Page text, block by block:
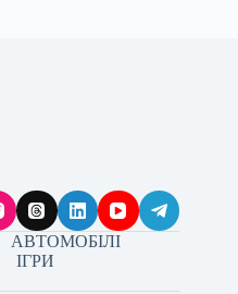
АВТОМОБІЛІ
ІГРИ